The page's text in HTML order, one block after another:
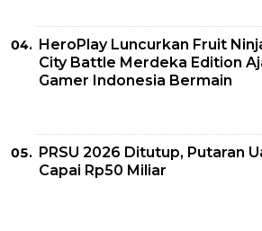
HeroPlay Luncurkan Fruit
City Battle Merdeka Edition
Gamer Indonesia Bermain
PRSU 2026 Ditutup, Putaran
Capai Rp50 Miliar